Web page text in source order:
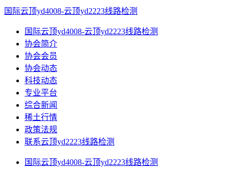
国际云顶yd4008-云顶yd2223线路检测
国际云顶yd4008-云顶yd2223线路检测
协会简介
协会会员
协会动态
科技动态
专业平台
综合新闻
稀土行情
政策法规
联系云顶yd2223线路检测
国际云顶yd4008-云顶yd2223线路检测